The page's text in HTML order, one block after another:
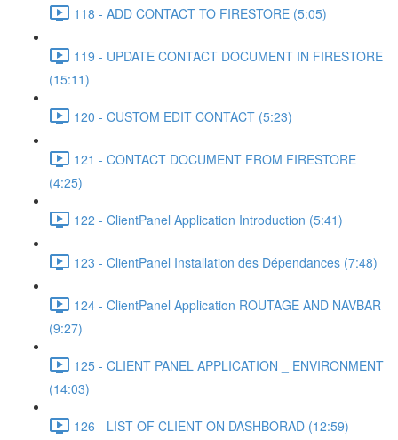
118 - ADD CONTACT TO FIRESTORE (5:05)
119 - UPDATE CONTACT DOCUMENT IN FIRESTORE
(15:11)
120 - CUSTOM EDIT CONTACT (5:23)
121 - CONTACT DOCUMENT FROM FIRESTORE
(4:25)
122 - ClientPanel Application Introduction (5:41)
123 - ClientPanel Installation des Dépendances (7:48)
124 - ClientPanel Application ROUTAGE AND NAVBAR
(9:27)
125 - CLIENT PANEL APPLICATION _ ENVIRONMENT
(14:03)
126 - LIST OF CLIENT ON DASHBORAD (12:59)